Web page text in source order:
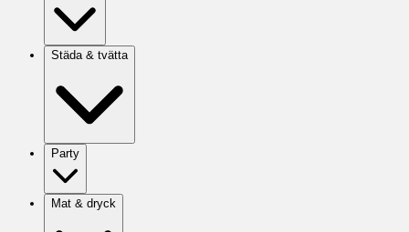
Städa & tvätta
Party
Mat & dryck